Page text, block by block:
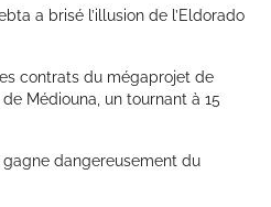
a brisé l’illusion de l’Eldorado
contrats du mégaprojet de
Médiouna, un tournant à 15
gagne dangereusement du